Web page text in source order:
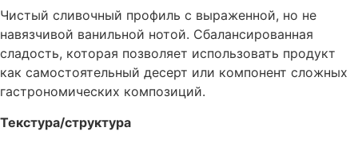
Чистый сливочный профиль с выраженной, но не
навязчивой ванильной нотой. Сбалансированная
сладость, которая позволяет использовать продукт
как самостоятельный десерт или компонент сложных
гастрономических композиций.
Текстура/структура